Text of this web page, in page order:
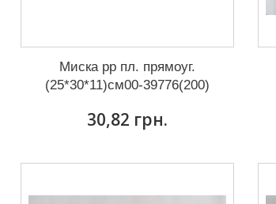
Миска рр пл. прямоуг.
(25*30*11)см00-39776(200)
30,82 грн.